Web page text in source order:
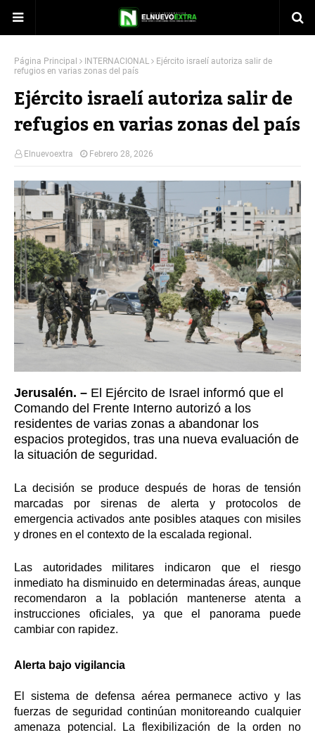
Página Principal INTERNACIONAL
Ejército israelí autoriza salir de
refugios en varias zonas del país
Ejército israelí autoriza salir de
refugios en varias zonas del país
Elnuevoextra Febrero 28, 2026
Jerusalén. – El Ejército de Israel informó que el
Comando del Frente Interno autorizó a los
residentes de varias zonas a abandonar los
espacios protegidos, tras una nueva evaluación de
la situación de seguridad.
La decisión se produce después de horas de tensión
marcadas por sirenas de alerta y protocolos de
emergencia activados ante posibles ataques con misiles
y drones en el contexto de la escalada regional.
Las autoridades militares indicaron que el riesgo
inmediato ha disminuido en determinadas áreas, aunque
recomendaron a la población mantenerse atenta a
instrucciones oficiales, ya que el panorama puede
cambiar con rapidez.
Alerta bajo vigilancia
El sistema de defensa aérea permanece activo y las
fuerzas de seguridad continúan monitoreando cualquier
amenaza potencial. La flexibilización de la orden no